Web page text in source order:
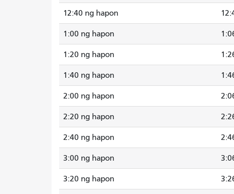
12:40 ng hapon
1:00 ng hapon
1:20 ng hapon
1:40 ng hapon
2:00 ng hapon
2:20 ng hapon
2:40 ng hapon
3:00 ng hapon
3:20 ng hapon